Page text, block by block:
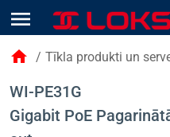
menu
home / Tīkla produkti un
WI-PE31G
Gigabit PoE